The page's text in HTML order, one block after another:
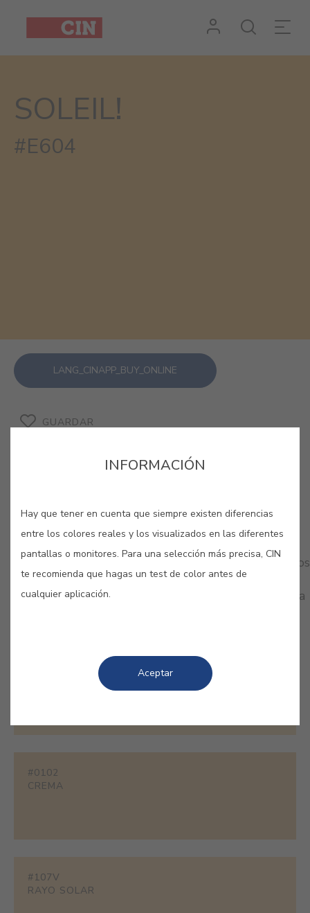
SOLEIL!
#E604
LANG_CINAPP_BUY_ONLINE
GUARDAR
Si buscas una sensación cálida y acogedora, nuestros
ocres son la solución. Experimenta con sus
diferentes tonalidades, encuentra la tuya y disfruta
#0102
CREMA
#107V
RAYO SOLAR
INFORMACIÓN
Hay que tener en cuenta que siempre existen diferencias
entre los colores reales y los visualizados en las diferentes
pantallas o monitores. Para una selección más precisa, CIN
te recomienda que hagas un test de color antes de
cualquier aplicación.
Aceptar